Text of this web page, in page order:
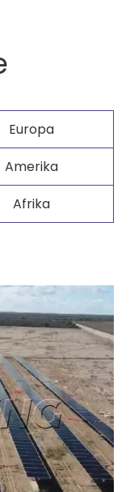
Europa
Amerika
Afrika